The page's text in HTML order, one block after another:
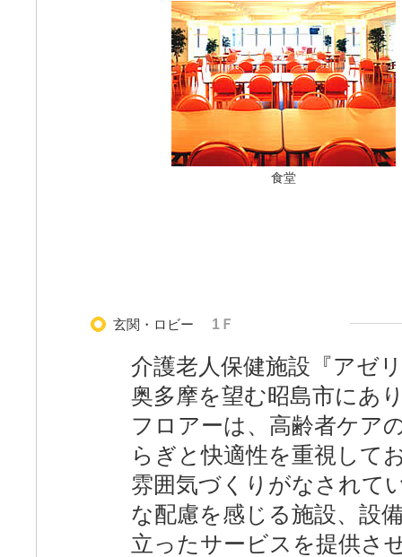
食堂
玄関・ロビー 1Ｆ
介護老人保健施設『アゼ
奥多摩を望む昭島市にあ
フロアーは、高齢者ケア
らぎと快適性を重視して
雰囲気づくりがなされて
な配慮を感じる施設、設
立ったサービスを提供さ